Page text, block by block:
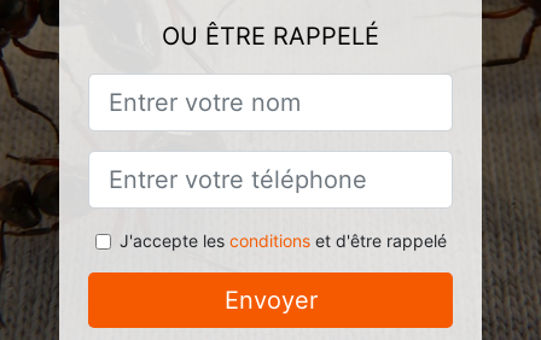
OU ÊTRE RAPPELÉ
J'accepte les conditionset d'être rappelé
Envoyer